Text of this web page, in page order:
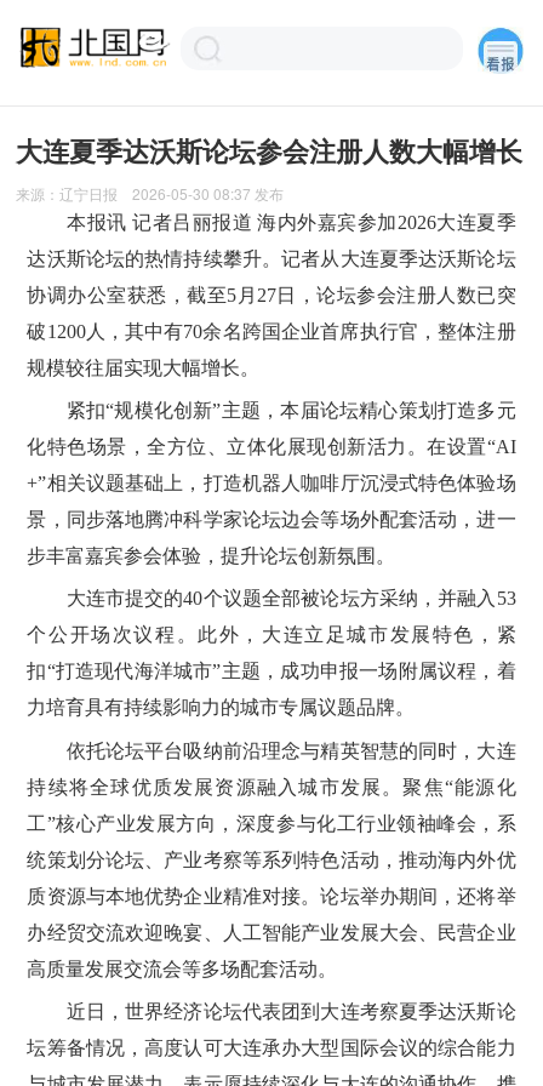
大连夏季达沃斯论坛参会注册人数大幅增长
来源：辽宁日报 2026-05-30 08:37 发布
本报讯 记者吕丽报道 海内外嘉宾参加2026大连夏季
达沃斯论坛的热情持续攀升。记者从大连夏季达沃斯论坛
协调办公室获悉，截至5月27日，论坛参会注册人数已突
破1200人，其中有70余名跨国企业首席执行官，整体注册
规模较往届实现大幅增长。
紧扣“规模化创新”主题，本届论坛精心策划打造多元
化特色场景，全方位、立体化展现创新活力。在设置“AI
+”相关议题基础上，打造机器人咖啡厅沉浸式特色体验场
景，同步落地腾冲科学家论坛边会等场外配套活动，进一
步丰富嘉宾参会体验，提升论坛创新氛围。
大连市提交的40个议题全部被论坛方采纳，并融入53
个公开场次议程。此外，大连立足城市发展特色，紧
扣“打造现代海洋城市”主题，成功申报一场附属议程，着
力培育具有持续影响力的城市专属议题品牌。
依托论坛平台吸纳前沿理念与精英智慧的同时，大连
持续将全球优质发展资源融入城市发展。聚焦“能源化
工”核心产业发展方向，深度参与化工行业领袖峰会，系
统策划分论坛、产业考察等系列特色活动，推动海内外优
质资源与本地优势企业精准对接。论坛举办期间，还将举
办经贸交流欢迎晚宴、人工智能产业发展大会、民营企业
高质量发展交流会等多场配套活动。
近日，世界经济论坛代表团到大连考察夏季达沃斯论
坛筹备情况，高度认可大连承办大型国际会议的综合能力